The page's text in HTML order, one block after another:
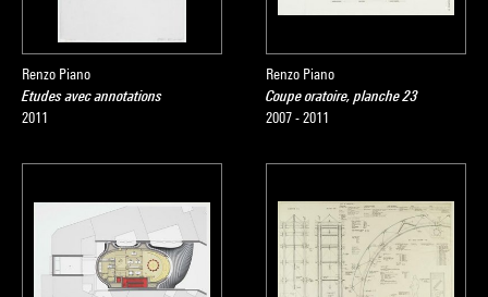
Renzo Piano
Etudes avec annotations
2011
Renzo Piano
Coupe oratoire, planche 23
2007 - 2011